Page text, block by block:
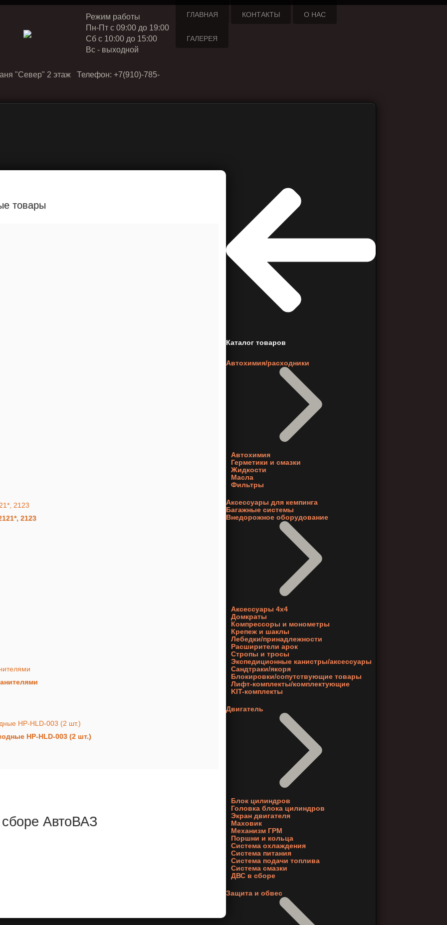
Режим работы
Пн-Пт с 09:00 до 19:00
Cб с 10:00 до 15:00
Вс - выходной
"Север" 2 этаж Телефон: +7(910)-785-
ГЛАВНАЯ КОНТАКТЫ О НАС
ГАЛЕРЕЯ
товары
2123
HP-HLD-003 (2 шт.)
АвтоВАЗ
Каталог товаров
Автохимия/расходники
Автохимия
Герметики и смазки
Жидкости
Масла
Фильтры
Аксессуары для кемпинга
Багажные системы
Внедорожное оборудование
Аксессуары 4х4
Домкраты
Компрессоры и монометры
Крепеж и шаклы
Лебедки/принадлежности
Расширители арок
Стропы и тросы
Экспедиционные канистры/аксессуары
Сандтраки/якоря
Блокировки/сопутствующие товары
Лифт-комплекты/комплектующие
KIT-комплекты
Двигатель
Блок цилиндров
Головка блока цилиндров
Экран двигателя
Маховик
Механизм ГРМ
Поршни и кольца
Система охлаждения
Система питания
Система подачи топлива
Система смазки
ДВС в сборе
Защита и обвес